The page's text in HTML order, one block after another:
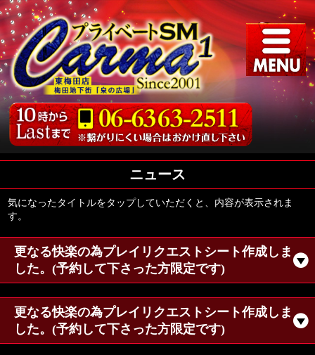
ニュース
気になったタイトルをタップしていただくと、内容が表示されま
す。
更なる快楽の為プレイリクエストシート作成しま
した。(予約して下さった方限定です)
更なる快楽の為プレイリクエストシート作成しま
した。(予約して下さった方限定です)